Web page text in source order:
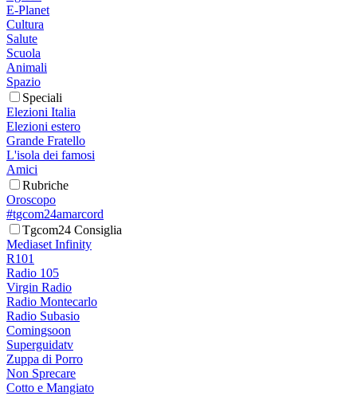
E-Planet
Cultura
Salute
Scuola
Animali
Spazio
Speciali
Elezioni Italia
Elezioni estero
Grande Fratello
L'isola dei famosi
Amici
Rubriche
Oroscopo
#tgcom24amarcord
Tgcom24 Consiglia
Mediaset Infinity
R101
Radio 105
Virgin Radio
Radio Montecarlo
Radio Subasio
Comingsoon
Superguidatv
Zuppa di Porro
Non Sprecare
Cotto e Mangiato